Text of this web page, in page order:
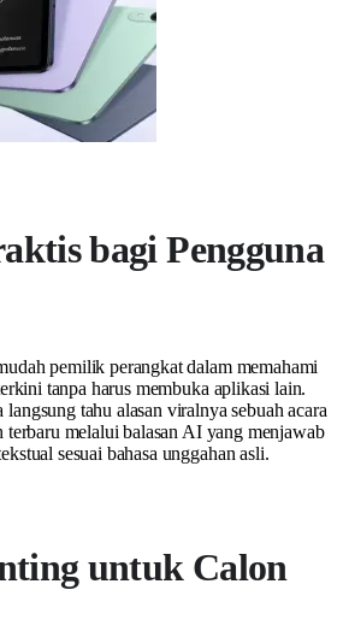
bagi Pengguna
pemilik perangkat dalam memahami
tanpa harus membuka aplikasi lain.
tahu alasan viralnya sebuah acara
terbaru melalui balasan AI yang menjawab
sesuai bahasa unggahan asli.
untuk Calon